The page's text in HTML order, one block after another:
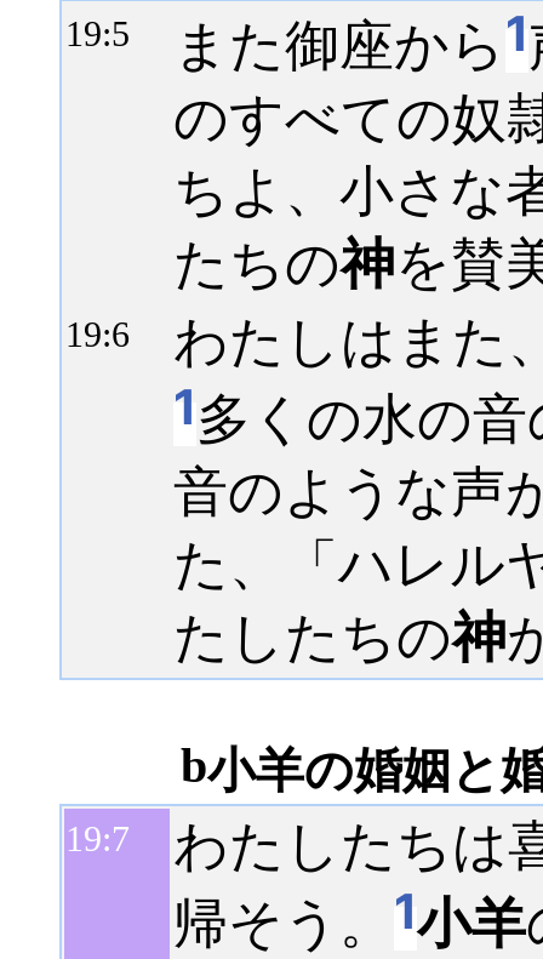
19:5 また御座から 1
のすべての奴
ちよ、小さな
たちの神を賛
19:6 わたしはまた
1多くの水の
音のような声
た、「ハレ
たしたちの神
b小羊の婚姻と
19:7
わたしたちは
帰そう。
1小羊